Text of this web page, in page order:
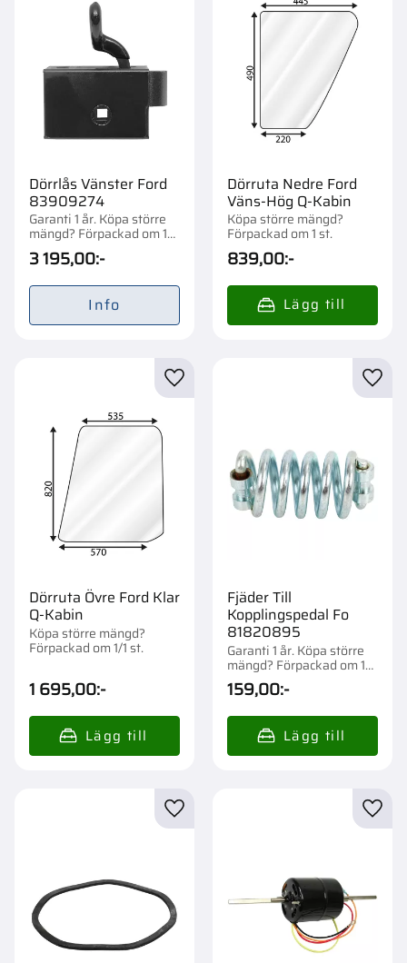
Dörrlås Vänster Ford
83909274
Garanti 1 år. Köpa större
mängd? Förpackad om 1
st.
3 195,00:-
Info
Dörruta Nedre Ford
Väns-Hög Q-Kabin
Köpa större mängd?
Förpackad om 1 st.
839,00:-
Dörruta Övre Ford Klar
Q-Kabin
Köpa större mängd?
Förpackad om 1/1 st.
1 695,00:-
Lägg till i favoriter
Fjäder Till
Kopplingspedal Fo
81820895
Garanti 1 år. Köpa större
mängd? Förpackad om 1
st.
159,00:-
Lägg till i favoriter